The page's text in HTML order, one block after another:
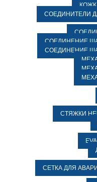
СОЕДИНИТЕЛИ
СОЕДИНЕНИЕ
СОЕДИНЕНИЕ
СТЯЖКИ
СЕТКА ДЛЯ